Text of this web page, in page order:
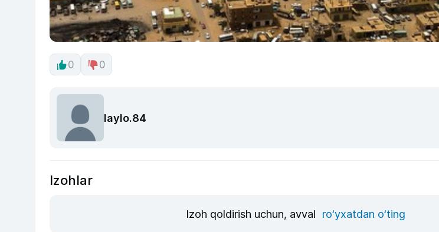
0 0
laylo.84
Izohlar
Izoh qoldirish uchun, avval ro‘yxatdan o‘ting